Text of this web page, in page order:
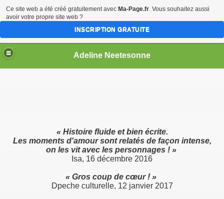
Adeline Neetesonne
« Histoire fluide et bien écrite.
Les moments d'amour sont relatés de façon intense,
on les vit avec les personnages ! »
Isa, 16 décembre 2016
« Gros coup de cœur ! »
Dpeche culturelle, 12 janvier 2017
Ce site web a été créé gratuitement avec Ma-Page.fr. Vous souhaitez aussi
avoir votre propre site web ?
INSCRIPTION GRATUITE